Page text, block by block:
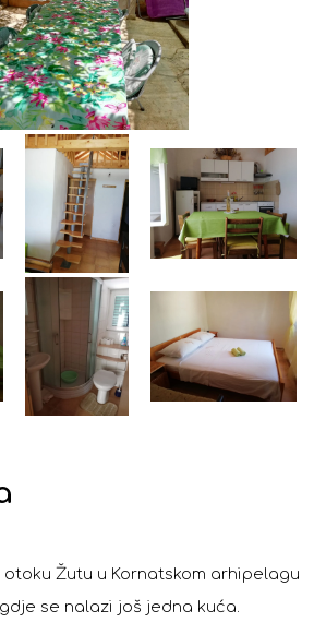
otoku Žutu u Kornatskom arhipelagu
se nalazi još jedna kuća.